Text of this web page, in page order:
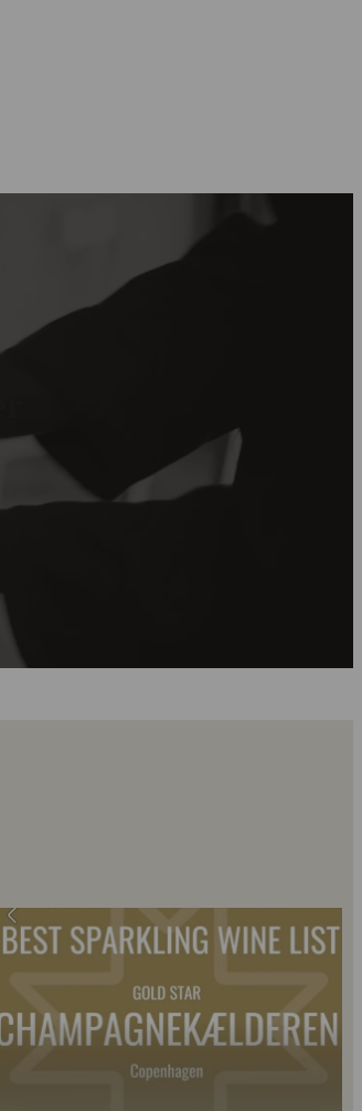
Fredagssmagningerne lever – og de næste er lige...